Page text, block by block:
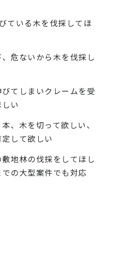
ている木を伐採してほ
危ないから木を伐採し
てしまいクレームを受
い
、木を切って欲しい、
して欲しい
地林の伐採をしてほし
の大型案件でも対応